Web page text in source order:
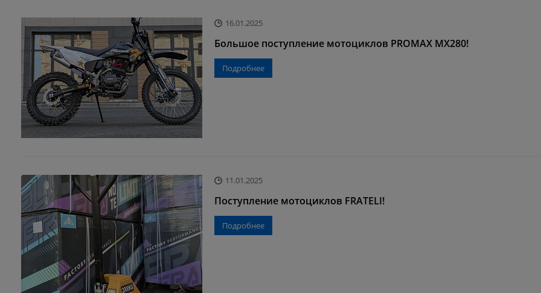
16.01.2025
Большое поступление мотоциклов PROMAX MX280!
Подробнее
11.01.2025
Поступление мотоциклов FRATELI!
Подробнее